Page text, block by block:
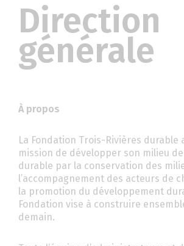
Direction
générale
À propos
La Fondation Trois-Rivières durable
mission de développer son milieu
durable par la conservation des
l’accompagnement des acteurs de
la promotion du développement
Fondation vise à construire
demain.